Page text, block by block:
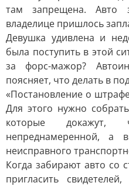
там запрещена. Авто
владелице пришлось
Девушка удивлена и
была поступить в этой
за форс-мажор?
поясняет, что делать в
«Постановление о
Для этого нужно
которые докажут,
непреднамеренной, а
неисправного
Когда забирают авто со
пригласить